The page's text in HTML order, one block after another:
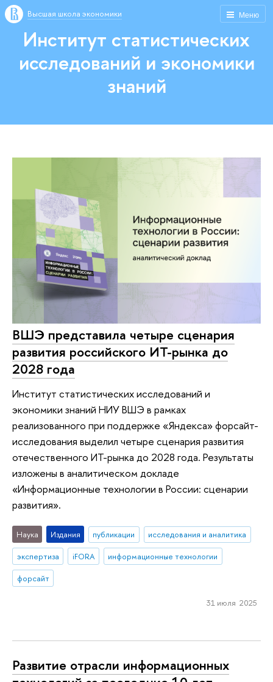
Меню
Высшая школа экономики
Институт статистических
исследований и экономики
знаний
ВШЭ представила четыре сценария
развития российского ИТ-рынка до
2028 года
Институт статистических исследований и
экономики знаний НИУ ВШЭ в рамках
реализованного при поддержке «Яндекса» форсайт-
исследования выделил четыре сценария развития
отечественного ИТ-рынка до 2028 года. Результаты
изложены в аналитическом докладе
«Информационные технологии в России: сценарии
развития».
Наука Издания публикации
исследования и аналитика
экспертиза
iFORA
информационные технологии
форсайт
31 июля 2025
Развитие отрасли информационных